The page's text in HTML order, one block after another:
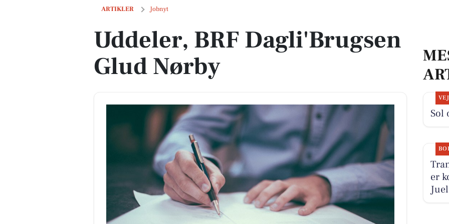
ARTIKLER Jobnyt
Uddeler, BRF Dagli'Brugsen Glud Nørby
Uddeler, BRF Dagli'Brugsen
Glud Nørby
Sol
er